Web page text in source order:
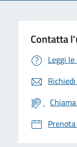
Contatta
Leggi